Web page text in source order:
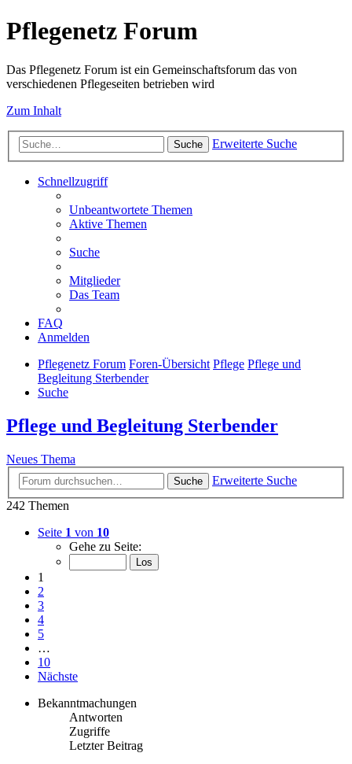
Pflegenetz Forum
Das Pflegenetz Forum ist ein Gemeinschaftsforum das von
verschiedenen Pflegeseiten betrieben wird
Zum Inhalt
Suche Erweiterte Suche
Schnellzugriff
Unbeantwortete Themen
Aktive Themen
Suche
Mitglieder
Das Team
FAQ
Anmelden
Pflegenetz Forum Foren-Übersicht Pflege Pflege und
Begleitung Sterbender
Suche
Pflege und Begleitung Sterbender
Neues Thema
Suche
Erweiterte Suche
242 Themen
Seite 1 von 10
Gehe zu Seite:
1
2
3
4
5
…
10
Nächste
Bekanntmachungen
Antworten
Zugriffe
Letzter Beitrag